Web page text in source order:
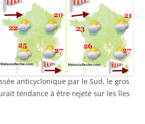
anticyclonique par le Sud, le gros
tendance à être rejeté sur les îles